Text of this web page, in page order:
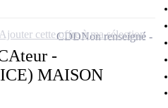
-
MAISON
CDDNon renseigné
Ajouter cette offre à ma sélection